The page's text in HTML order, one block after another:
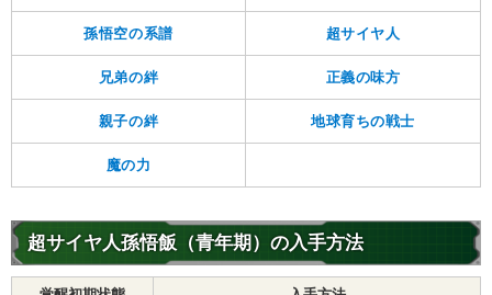
孫悟空の系譜 超サイヤ人
兄弟の絆 正義の味方
親子の絆 地球育ちの戦士
魔の力
超サイヤ人孫悟飯（青年期）の入手方法